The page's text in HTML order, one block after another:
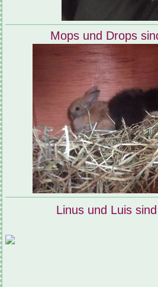
Mops und Drops
Linus und Luis